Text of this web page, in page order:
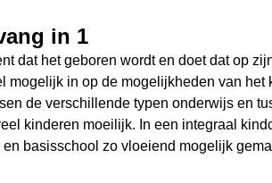
in 1
dat het geboren wordt en doet dat op
mogelijk in op de mogelijkheden van het
de verschillende typen onderwijs en
kinderen moeilijk. In een integraal
basisschool zo vloeiend mogelijk